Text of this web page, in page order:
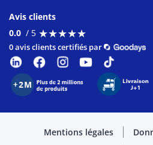
Avis clients
0.0 / 5 ★★★★★
★★★★★
0 avis clients certifiés par
Mentions légales